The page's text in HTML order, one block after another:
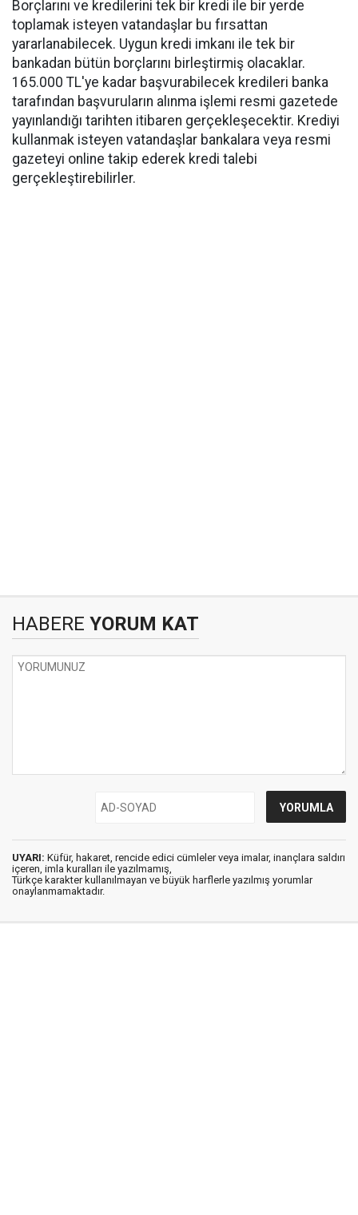
Borçlarını ve kredilerini tek bir kredi ile bir yerde
toplamak isteyen vatandaşlar bu fırsattan
yararlanabilecek. Uygun kredi imkanı ile tek bir
bankadan bütün borçlarını birleştirmiş olacaklar.
165.000 TL'ye kadar başvurabilecek kredileri banka
tarafından başvuruların alınma işlemi resmi gazetede
yayınlandığı tarihten itibaren gerçekleşecektir. Krediyi
kullanmak isteyen vatandaşlar bankalara veya resmi
gazeteyi online takip ederek kredi talebi
gerçekleştirebilirler.
HABERE YORUM KAT
UYARI: Küfür, hakaret, rencide edici cümleler veya imalar, inançlara saldırı
içeren, imla kuralları ile yazılmamış,
Türkçe karakter kullanılmayan ve büyük harflerle yazılmış yorumlar
onaylanmamaktadır.